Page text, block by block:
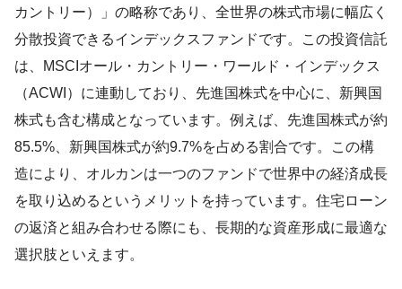
カントリー）」の略称であり、全世界の株式市場に幅広く
分散投資できるインデックスファンドです。この投資信託
は、MSCIオール・カントリー・ワールド・インデックス
（ACWI）に連動しており、先進国株式を中心に、新興国
株式も含む構成となっています。例えば、先進国株式が約
85.5%、新興国株式が約9.7%を占める割合です。この構
造により、オルカンは一つのファンドで世界中の経済成長
を取り込めるというメリットを持っています。住宅ローン
の返済と組み合わせる際にも、長期的な資産形成に最適な
選択肢といえます。